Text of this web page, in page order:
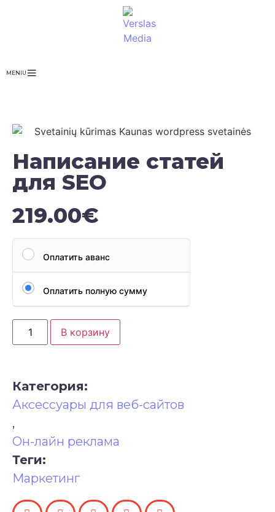
MENIU
Написание статей
для SEO
219.00€
Оплатить аванс
Оплатить полную сумму
В корзину
Категория:
Аксессуары для веб-сайтов
,
Он-лайн реклама
Теги:
Маркетинг